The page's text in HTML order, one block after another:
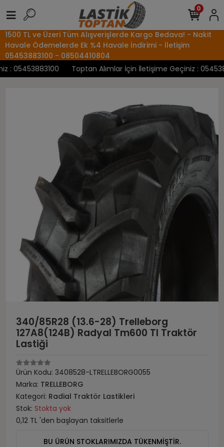
1500 TL ve Üzeri Tüm Alışverişlerde Kargo Bedava! - Nakit
Havale Ödemelerde Ek %4 Havale İndirimi - İletişim
05453883100 - 08504410804
05453883100
Toptan Alımlar İçin İletişime Geçiniz :
0
340/85R28 (13.6-28) Trelleborg
127A8(124B) Radyal Tm600 Tl Traktör
Lastiği
Ürün Kodu: 3408528-LTRELLEBORG0055
Marka: TRELLEBORG
Kategori: Radial Traktör Lastikleri
Stok: Stokta yok
0,12 TL 'den başlayan taksitlerle
BU ÜRÜN STOKLARIMIZDA TÜKENMİŞTİR.